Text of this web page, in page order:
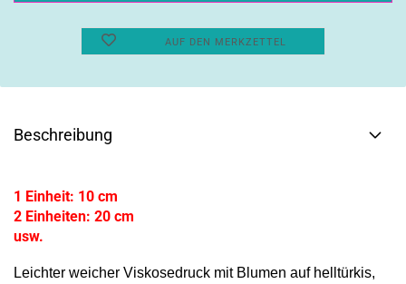
AUF DEN MERKZETTEL
Beschreibung
1 Einheit: 10 cm
2 Einheiten: 20 cm
usw.
Leichter weicher Viskosedruck mit Blumen auf helltürkis,